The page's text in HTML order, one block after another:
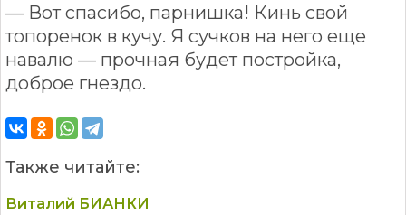
— Вот спасибо, парнишка! Кинь свой
топоренок в кучу. Я сучков на него еще
навалю — прочная будет постройка,
доброе гнездо.
Также читайте:
Виталий БИАНКИ